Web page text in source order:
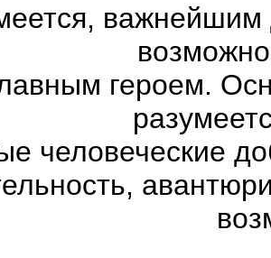
важнейшим
героем.
человеческие